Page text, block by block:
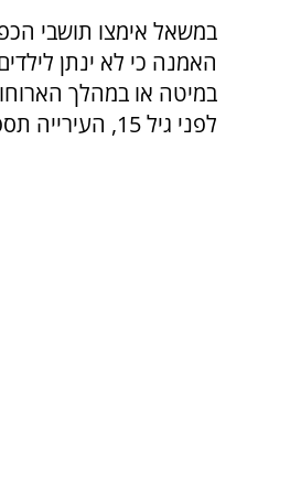
במשאל אימצו תושבי
האמנה כי לא ינתן
במיטה או במהלך
לפני גיל 15, העירייה תספק לילד מכשיר מיושן לשיחות בלבד.